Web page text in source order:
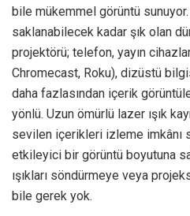
bile mükemmel görüntü
saklanabilecek kadar şık olan
projektörü; telefon, yayın
Chromecast, Roku), dizüstü
daha fazlasından içerik
yönlü. Uzun ömürlü lazer ışık
sevilen içerikleri izleme imkânı
etkileyici bir görüntü boyutuna
ışıkları söndürmeye veya
bile gerek yok.